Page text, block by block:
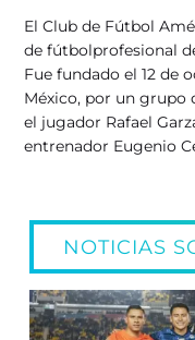
El Club de Fútbol
de fútbol​profesional
Fue fundado el 12 de
México, por un grupo
el jugador Rafael
entrenador Eugenio
NOTICIAS